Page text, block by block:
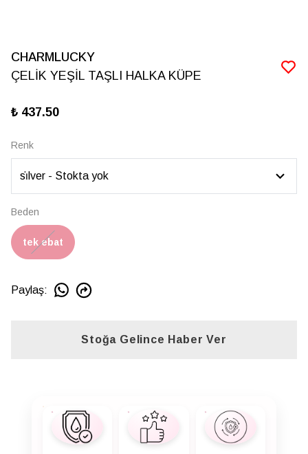
CHARMLUCKY
ÇELİK YEŞİL TAŞLI HALKA KÜPE
₺ 437.50
Renk
Beden
tek ebat
Paylaş:
Stoğa Gelince Haber Ver